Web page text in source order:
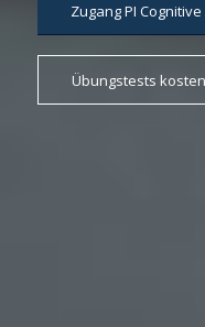
Zugang PI
Übungstests